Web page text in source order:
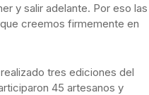
y salir adelante. Por eso las
creemos firmemente en
tres ediciones del
45 artesanos y